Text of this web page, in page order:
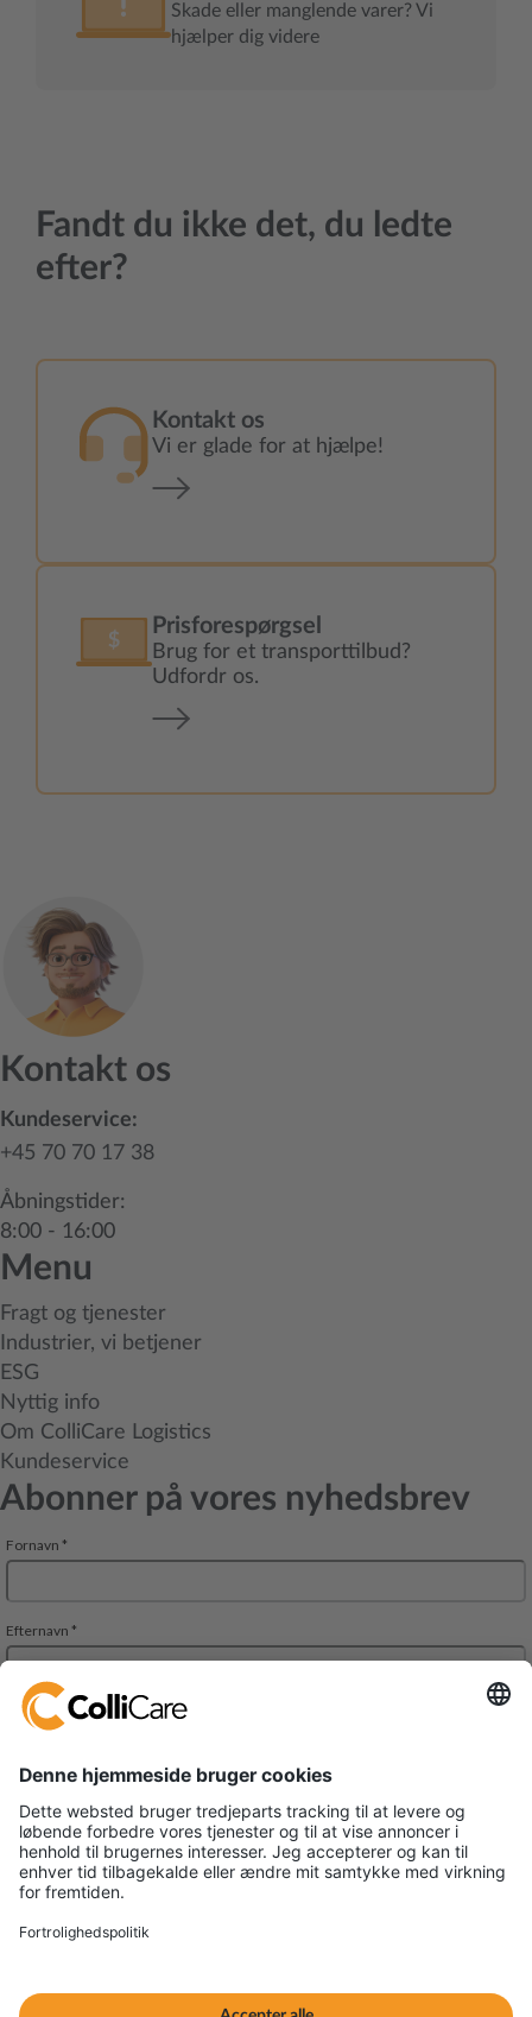
Skade eller manglende varer? Vi
hjælper dig videre
Fandt du ikke det, du ledte
efter?
Kontakt os
Vi er glade for at hjælpe!
Prisforespørgsel
Brug for et transporttilbud?
Udfordr os.
Kontakt os
Kundeservice:
+45 70 70 17 38
Åbningstider:
8:00 - 16:00
Menu
Fragt og tjenester
Industrier, vi betjener
ESG
Nyttig info
Om ColliCare Logistics
Kundeservice
Abonner på vores nyhedsbrev
Park Allè 14